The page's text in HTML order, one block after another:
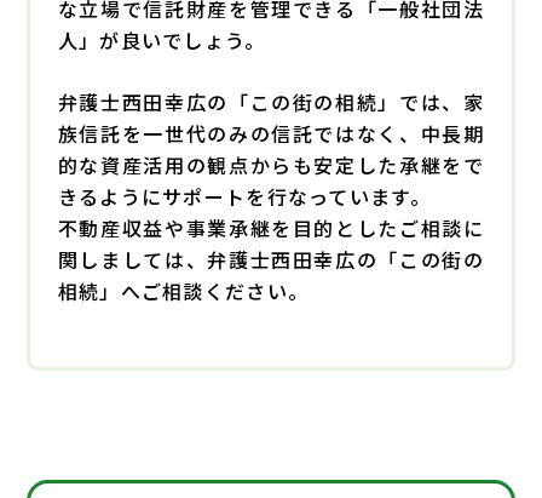
な立場で信託財産を管理できる「一般社団法
人」が良いでしょう。
弁護士西田幸広の「この街の相続」では、家
族信託を一世代のみの信託ではなく、中長期
的な資産活用の観点からも安定した承継をで
きるようにサポートを行なっています。
不動産収益や事業承継を目的としたご相談に
関しましては、弁護士西田幸広の「この街の
相続」へご相談ください。